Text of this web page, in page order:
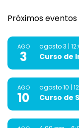
Próximos eventos
AGO
3
agosto 3 |
Curso de
AGO
10
agosto 10 |
Curso de